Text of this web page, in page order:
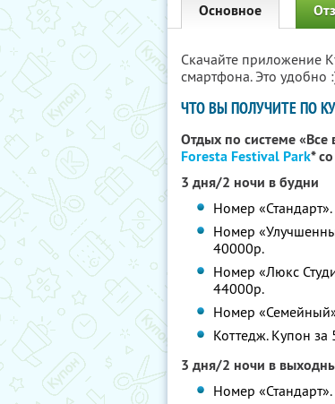
Основное
Скачайте приложение
смартфона. Это удобно
ЧТО ВЫ ПОЛУЧИТЕ ПО
Отдых по системе
Foresta Festival Park*со
3 дня/2 ночи в будни
Номер
Номер
40000р.
Номер «Люкс
44000р.
Номер
Коттедж. Купон за
3 дня/2 ночи в
Номер